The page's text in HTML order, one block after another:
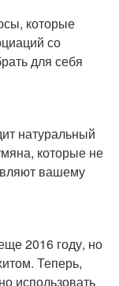
которые
со
для себя
натуральный
которые не
вашему
2016 году, но
Теперь,
использовать